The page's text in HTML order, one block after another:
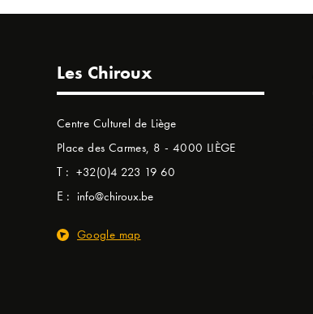
Les Chiroux
Centre Culturel de Liège
Place des Carmes, 8 - 4000 LIÈGE
T : +32(0)4 223 19 60
E : info@chiroux.be
Google map